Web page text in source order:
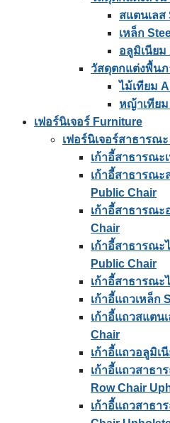
สแตนเลส
เหล็ก
อลูมิเนีย
วัสดุตกแต่งพื้น
ไม้เทียม
หญ้าเทีย
เฟอร์นิเจอร์ Furniture
เฟอร์นิเจอร์สาธารณ
เก้าอี้สาธารณะ
เก้าอี้สาธารณะ
Public Chair
เก้าอี้สาธารณะ
Chair
เก้าอี้สาธารณะ
Public Chair
เก้าอี้สาธารณะ
เก้าอี้แถวเหล็ก
เก้าอี้แถวสแตน
Chair
เก้าอี้แถวอลูมิเ
เก้าอี้แถวสาธา
Row Chair
เก้าอี้แถวสาธา